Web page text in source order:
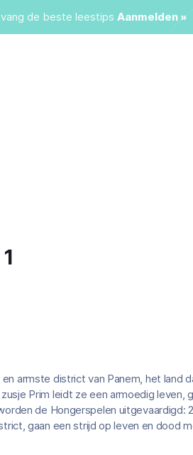
de beste leestips Aanmelden »
armste district van Panem, het land
Prim leidt ze een armoedig
de Hongerspelen uitgevaardigd:
gaan een strijd op leven en dood